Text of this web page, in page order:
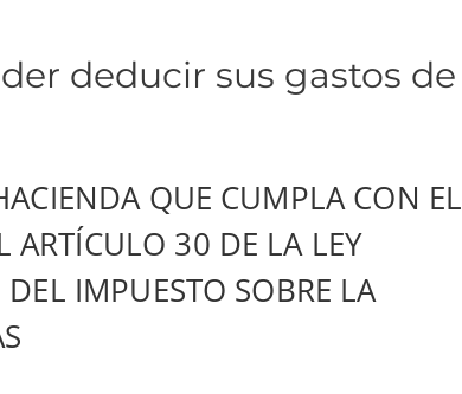
deducir sus gastos de
QUE CUMPLA CON EL
ARTÍCULO 30 DE LA LEY
IMPUESTO SOBRE LA